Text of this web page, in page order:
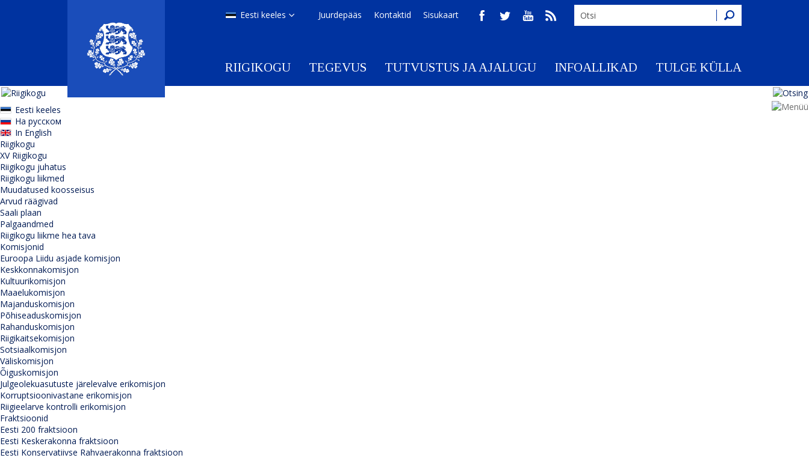
Otsing
Juurdepääs Kontaktid Sisukaart
Eesti keeles
RIIGIKOGU TEGEVUS TUTVUSTUS JA AJALUGU INFOALLIKAD TULGE KÜLLA
Eesti keeles
На русском
In English
Riigikogu
XV Riigikogu
Riigikogu juhatus
Riigikogu liikmed
Muudatused koosseisus
Arvud räägivad
Saali plaan
Palgaandmed
Riigikogu liikme hea tava
Komisjonid
Euroopa Liidu asjade komisjon
Keskkonnakomisjon
Kultuurikomisjon
Maaelukomisjon
Majanduskomisjon
Põhiseaduskomisjon
Rahanduskomisjon
Riigikaitsekomisjon
Sotsiaalkomisjon
Väliskomisjon
Õiguskomisjon
Julgeolekuasutuste järelevalve erikomisjon
Korruptsioonivastane erikomisjon
Riigieelarve kontrolli erikomisjon
Fraktsioonid
Eesti 200 fraktsioon
Eesti Keskerakonna fraktsioon
Eesti Konservatiivse Rahvaerakonna fraktsioon